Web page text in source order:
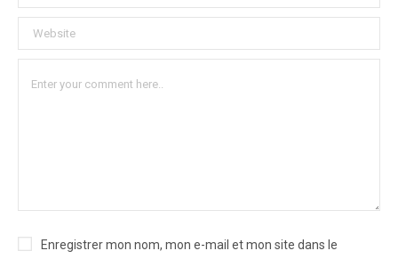
Enregistrer mon nom, mon e-mail et mon site dans le